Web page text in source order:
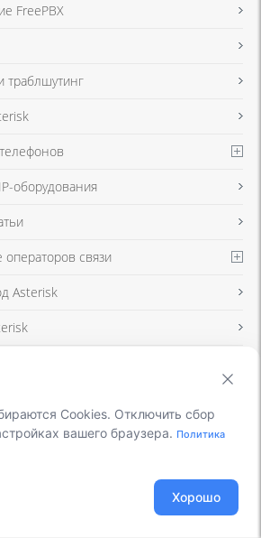
FreePBX
траблшутинг
оборудования
связи
Asterisk
Cookies. Отключить сбор
вашего браузера. Политика
Хорошо